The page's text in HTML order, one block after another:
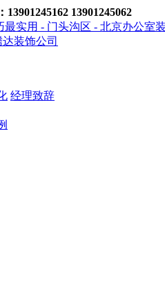
13901245162 13901245062
经理致辞